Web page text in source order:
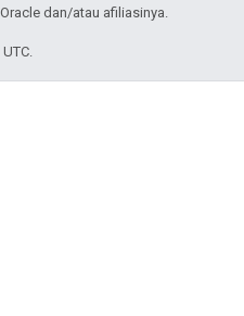
dan/atau afiliasinya.